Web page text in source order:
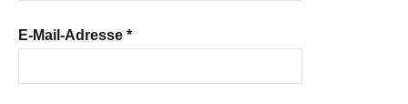
E-Mail-Adresse *